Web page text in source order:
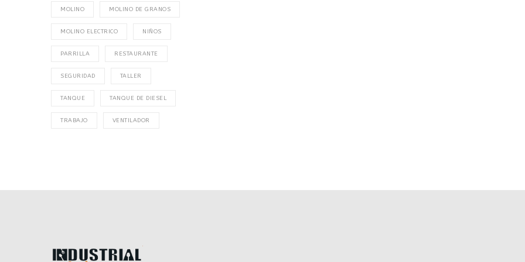
MOLINO MOLINO DE GRANOS
MOLINO ELECTRICO NIÑOS
PARRILLA RESTAURANTE
SEGURIDAD TALLER
TANQUE TANQUE DE DIESEL
TRABAJO VENTILADOR